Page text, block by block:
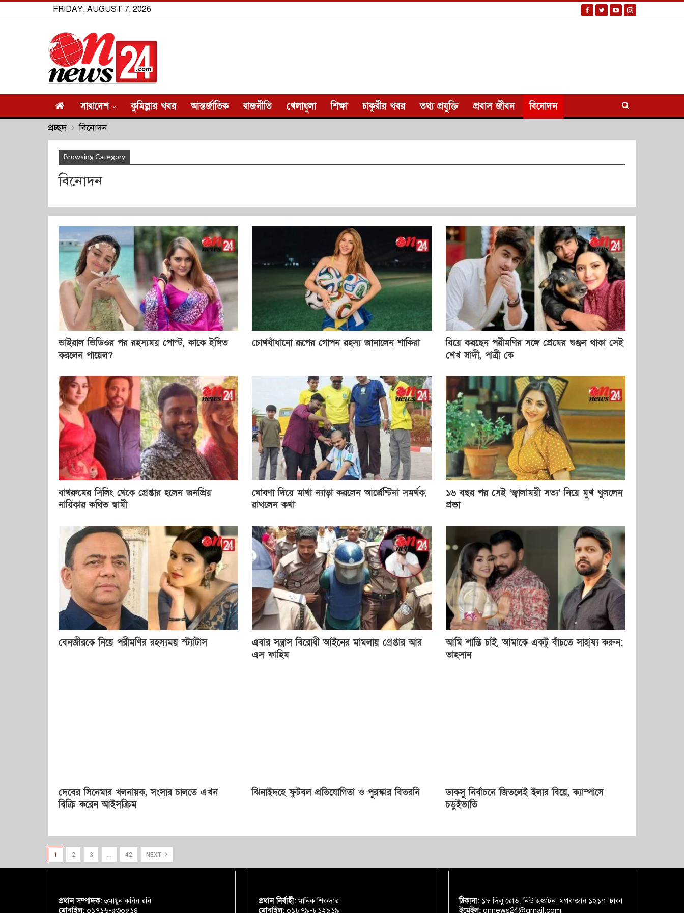
FRIDAY, AUGUST 7, 2026
সারাদেশ কুমিল্লার খবর আন্তর্জাতিক রাজনীতি খেলাধুলা শিক্ষা চাকুরীর খবর তথ্য প্রযুক্তি প্রবাস জীবন বিনোদন
প্রচ্ছদ বিনোদন
Browsing Category
বিনোদন
ভাইরাল ভিডিওর পর রহস্যময় পোস্ট, কাকে ইঙ্গিত
করলেন পায়েল?
চোখধাঁধানো রূপের গোপন রহস্য জানালেন শাকিরা
বিয়ে করছেন পরীমণির সঙ্গে প্রেমের গুঞ্জন থাকা সেই
শেখ সাদী, পাত্রী কে
বাথরুমের সিলিং থেকে গ্রেপ্তার হলেন জনপ্রিয়
নায়িকার কথিত স্বামী
ঘোষণা দিয়ে মাথা ন্যাড়া করলেন আর্জেন্টিনা সমর্থক,
রাখলেন কথা
১৬ বছর পর সেই ‘জ্বালাময়ী সত্য’ নিয়ে মুখ খুললেন
প্রভা
বেনজীরকে নিয়ে পরীমণির রহস্যময় স্ট্যাটাস
এবার সন্ত্রাস বিরোধী আইনের মামলায় গ্রেপ্তার আর
এস ফাহিম
আমি শান্তি চাই, আমাকে একটু বাঁচতে সাহায্য করুন:
তাহসান
দেবের সিনেমার খলনায়ক, সংসার চালতে এখন
বিক্রি করেন আইসক্রিম
ঝিনাইদহে ফুটবল প্রতিযোগিতা ও পুরস্কার বিতরনি
ডাকসু নির্বাচনে জিতলেই ইলার বিয়ে, ক্যাম্পাসে
চড়ুইভাতি
1 2 3 42 NEXT
প্রধান সম্পাদক:হুমায়ুন কবির রনি
মোবাইল: ০১৭১৬-৫৩০৫১৪
প্রধান নির্বাহী:মানিক শিকদার
মোবাইল: ০১৮৭৯-৮১২৯১৯
ঠিকানা:১৮ দিলু রোড, নিউ ইস্কাটন, মগবাজার ১২১৭, ঢাকা
ইমেইল:onnews24@gmail.com